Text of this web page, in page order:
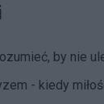
by nie
- kiedy